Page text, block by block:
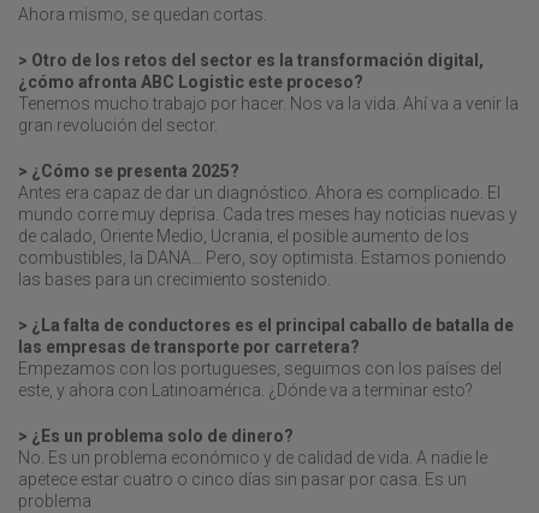
Ahora mismo, se quedan cortas.
> Otro de los retos del sector es la transformación digital,
¿cómo afronta ABC Logistic este proceso?
Tenemos mucho trabajo por hacer. Nos va la vida. Ahí va a venir la
gran revolución del sector.
> ¿Cómo se presenta 2025?
Antes era capaz de dar un diagnóstico. Ahora es complicado. El
mundo corre muy deprisa. Cada tres meses hay noticias nuevas y
de calado, Oriente Medio, Ucrania, el posible aumento de los
combustibles, la DANA… Pero, soy optimista. Estamos poniendo
las bases para un crecimiento sostenido.
> ¿La falta de conductores es el principal caballo de batalla de
las empresas de transporte por carretera?
Empezamos con los portugueses, seguimos con los países del
este, y ahora con Latinoamérica. ¿Dónde va a terminar esto?
> ¿Es un problema solo de dinero?
No. Es un problema económico y de calidad de vida. A nadie le
apetece estar cuatro o cinco días sin pasar por casa. Es un
problema